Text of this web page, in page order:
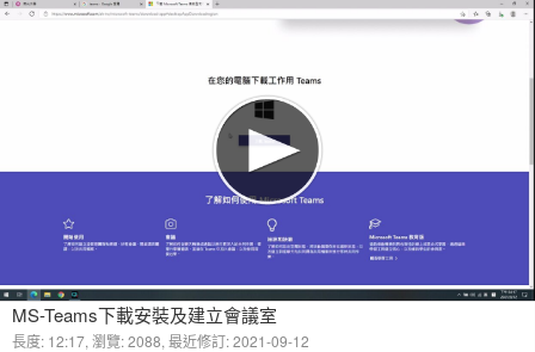
MS-Teams下載安裝及建立會議室
長度: 12:17, 瀏覽: 2088, 最近修訂: 2021-09-12